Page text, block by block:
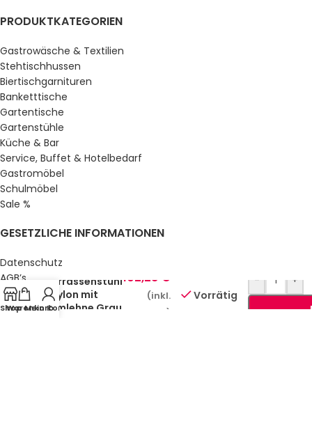
PRODUKTKATEGORIEN
Gastrowäsche & Textilien
Stehtischhussen
Biertischgarnituren
Banketttische
Gartentische
Gartenstühle
Küche & Bar
Service, Buffet & Hotelbedarf
Gastromöbel
Schulmöbel
Sale %
GESETZLICHE INFORMATIONEN
Datenschutz
AGB’s
Impressum
Sitemap
Shop
Warenkorb
Mein Konto
Terrassenstuhl
Crylon mit
Armlehne Grau
102,28 €
(inkl.
MwSt.)
Vorrätig
- +